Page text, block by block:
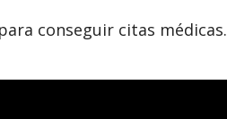
conseguir citas médicas.